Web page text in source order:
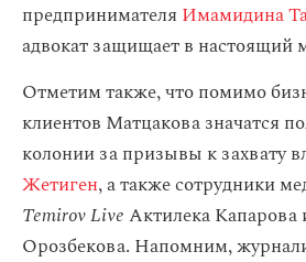
предпринимателя Имамидина
адвокат защищает в настоящий
Отметим также, что помимо
клиентов Матцакова значатся
колонии за призывы к захвату
Жетиген, а также сотрудники
Temirov LiveАктилека
Орозбекова. Напомним,